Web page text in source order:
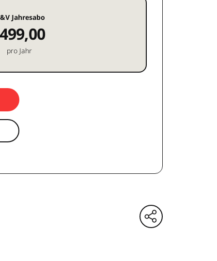
Jahresabo
499,00
pro Jahr